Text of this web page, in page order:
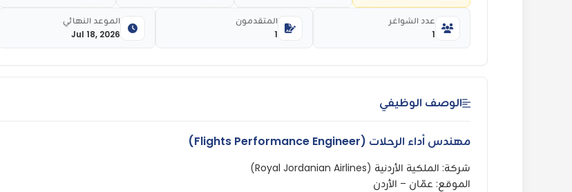
1
عدد الشواغر
1
المتقدمون
Jul 18, 2026
الموعد النهائي
الوصف الوظيفي
مهندس أداء الرحلات (Flights Performance Engineer)
شركة: الملكية الأردنية (Royal Jordanian Airlines)
الموقع: عمّان – الأردن